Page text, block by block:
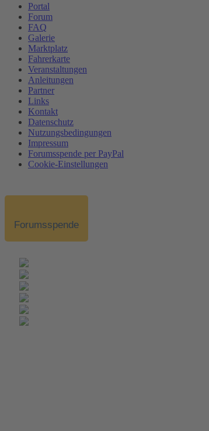
Portal
Forum
FAQ
Galerie
Marktplatz
Fahrerkarte
Veranstaltungen
Anleitungen
Partner
Links
Kontakt
Datenschutz
Nutzungsbedingungen
Impressum
Forumsspende per PayPal
Cookie-Einstellungen
Forumsspende